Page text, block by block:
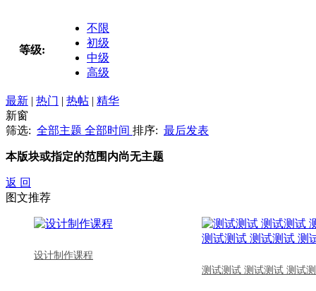
等级:
不限
初级
中级
高级
最新 | 热门 | 热帖 | 精华
新窗
筛选: 全部主题 全部时间 排序: 最后发表
本版块或指定的范围内尚无主题
返 回
图文推荐
设计制作课程
测试测试 测试测试 测试